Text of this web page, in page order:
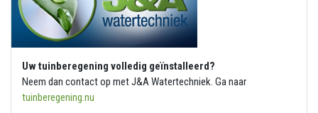
Uw tuinberegening volledig geïnstalleerd?
Neem dan contact op met J&A Watertechniek. Ga naar
tuinberegening.nu